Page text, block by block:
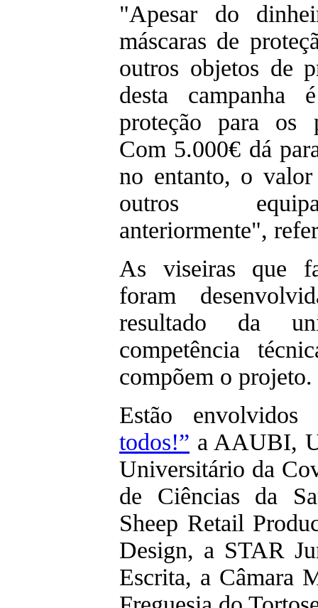
"Apesar do
máscaras de
outros objetos de
desta campanha
proteção para os
Com 5.000€ dá
no entanto, o
outros
anteriormente",
As viseiras que
foram
resultado da
competência
compõem o projeto.
Estão
todos!” a AAUBI,
Universitário da
de Ciências da
Sheep Retail
Design, a STAR
Escrita, a Câmara